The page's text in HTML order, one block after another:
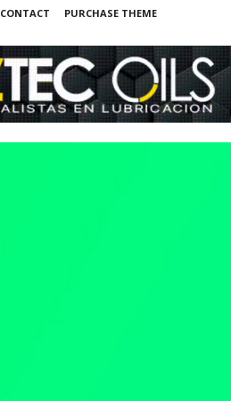
CONTACT PURCHASE THEME